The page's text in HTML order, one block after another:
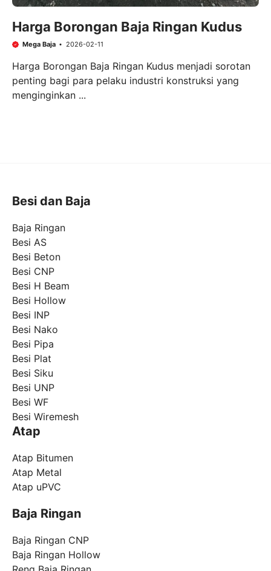
Harga Borongan Baja Ringan Kudus
Mega Baja 2026-02-11
Harga Borongan Baja Ringan Kudus menjadi sorotan
penting bagi para pelaku industri konstruksi yang
menginginkan ...
Besi dan Baja
Baja Ringan
Besi AS
Besi Beton
Besi CNP
Besi H Beam
Besi Hollow
Besi INP
Besi Nako
Besi Pipa
Besi Plat
Besi Siku
Besi UNP
Besi WF
Besi Wiremesh
Atap
Atap Bitumen
Atap Metal
Atap uPVC
Baja Ringan
Baja Ringan CNP
Baja Ringan Hollow